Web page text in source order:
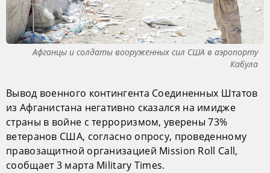
Афганцы и солдаты вооруженных сил США в аэропорту
Кабула
Вывод военного контингента Соединенных Штатов
из Афганистана негативно сказался на имидже
страны в войне с терроризмом, уверены 73%
ветеранов США, согласно опросу, проведенному
правозащитной организацией Mission Roll Call,
сообщает 3 марта Military Times.